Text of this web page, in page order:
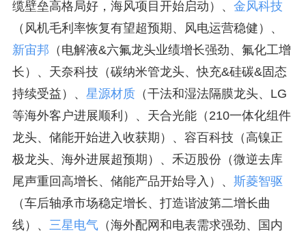
缆壁垒高格局好，海风项目开始启动）、 金风科技
（风机毛利率恢复有望超预期、风电运营稳健）、
新宙邦 （电解液&六氟龙头业绩增长强劲、氟化工增
长）、天奈科技（碳纳米管龙头、快充&硅碳&固态
持续受益）、 星源材质（干法和湿法隔膜龙头、LG
等海外客户进展顺利）、天合光能（210一体化组件
龙头、储能开始进入收获期）、容百科技（高镍正
极龙头、海外进展超预期）、禾迈股份（微逆去库
尾声重回高增长、储能产品开始导入）、 斯菱智驱
（车后轴承市场稳定增长、打造谐波第二增长曲
线）、 三星电气（海外配网和电表需求强劲、国内